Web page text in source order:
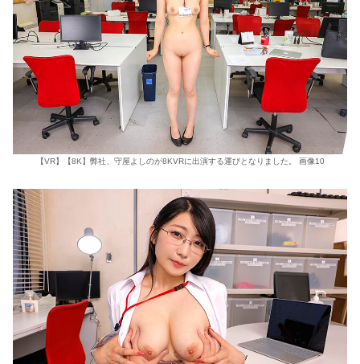
【VR】【8K】弊社、守屋よしのが8KVRに出演する運びとなりました。 画像10